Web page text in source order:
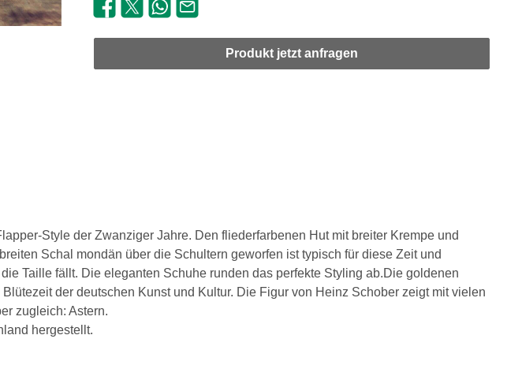
Produkt jetzt anfragen
Style der Zwanziger Jahre. Den fliederfarbenen Hut mit breiter Krempe und
Schal mondän über die Schultern geworfen ist typisch für diese Zeit und
Taille fällt. Die eleganten Schuhe runden das perfekte Styling ab.Die goldenen
der deutschen Kunst und Kultur. Die Figur von Heinz Schober zeigt mit vielen
zugleich: Astern.
hergestellt.